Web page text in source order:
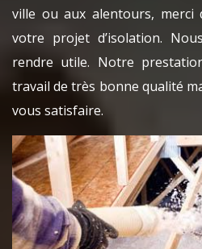
ville ou aux alentours, merci
votre projet d’isolation.
rendre utile. Notre
travail de très bonne qualité
vous satisfaire.